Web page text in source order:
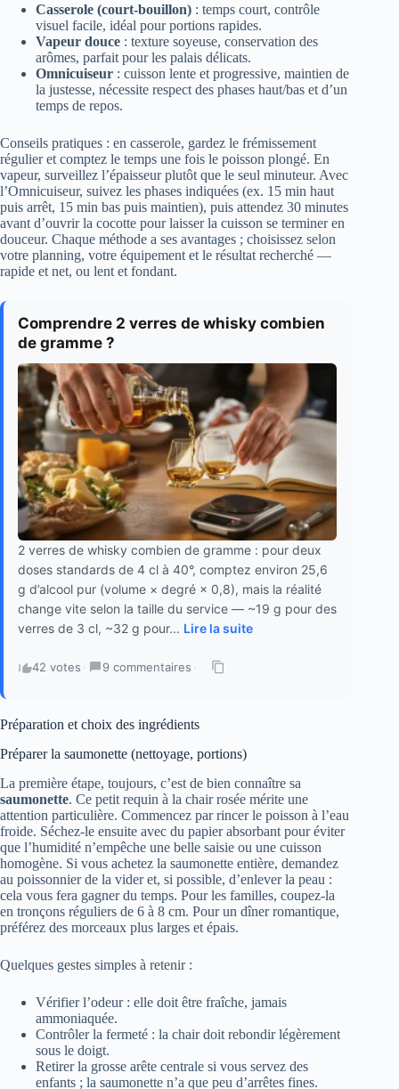
Casserole (court-bouillon) : temps court, contrôle
visuel facile, idéal pour portions rapides.
Vapeur douce : texture soyeuse, conservation des
arômes, parfait pour les palais délicats.
Omnicuiseur : cuisson lente et progressive, maintien de
la jus­tesse, nécessite respect des phases haut/bas et d’un
temps de repos.
Conseils pratiques : en casserole, gardez le frémissement
régulier et comptez le temps une fois le poisson plongé. En
vapeur, surveillez l’épaisseur plutôt que le seul minuteur. Avec
l’Omnicuiseur, suivez les phases indiquées (ex. 15 min haut
puis arrêt, 15 min bas puis maintien), puis attendez 30 minutes
avant d’ouvrir la cocotte pour laisser la cuisson se terminer en
douceur. Chaque méthode a ses avantages ; choisissez selon
votre planning, votre équipement et le résultat recherché —
rapide et net, ou lent et fondant.
Comprendre 2 verres de whisky combien
de gramme ?
2 verres de whisky combien de gramme : pour deux
doses standards de 4 cl à 40°, comptez environ 25,6
g d’alcool pur (volume × degré × 0,8), mais la réalité
change vite selon la taille du service — ~19 g pour des
verres de 3 cl, ~32 g pour... Lire la suite
42 votes · 9 commentaires ·
Préparation et choix des ingrédients
Préparer la saumonette (nettoyage, portions)
La première étape, toujours, c’est de bien connaître sa
saumonette. Ce petit requin à la chair rosée mérite une
attention particulière. Commencez par rincer le poisson à l’eau
froide. Séchez-le ensuite avec du papier absorbant pour éviter
que l’humidité n’empêche une belle saisie ou une cuisson
homogène. Si vous achetez la saumonette entière, demandez
au poissonnier de la vider et, si possible, d’enlever la peau :
cela vous fera gagner du temps. Pour les familles, coupez-la
en tronçons réguliers de 6 à 8 cm. Pour un dîner romantique,
préférez des morceaux plus larges et épais.
Quelques gestes simples à retenir :
Vérifier l’odeur : elle doit être fraîche, jamais
ammoniaquée.
Contrôler la fermeté : la chair doit rebondir légèrement
sous le doigt.
Retirer la grosse arête centrale si vous servez des
enfants ; la saumonette n’a que peu d’arrêtes fines.